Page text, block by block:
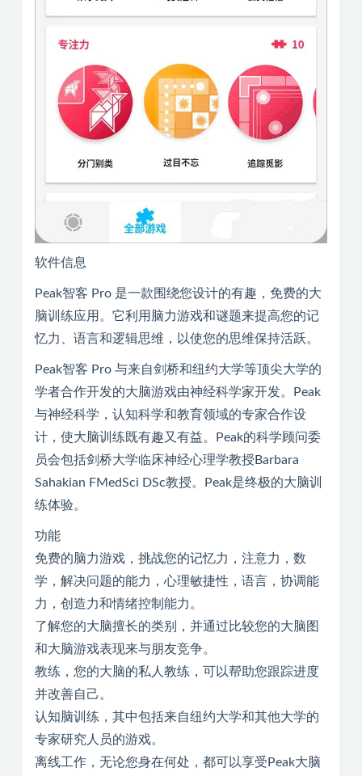
软件信息
Peak智客 Pro 是一款围绕您设计的有趣，免费的大
脑训练应用。它利用脑力游戏和谜题来提高您的记
忆力、语言和逻辑思维，以使您的思维保持活跃。
Peak智客 Pro 与来自剑桥和纽约大学等顶尖大学的
学者合作开发的大脑游戏由神经科学家开发。Peak
与神经科学，认知科学和教育领域的专家合作设
计，使大脑训练既有趣又有益。Peak的科学顾问委
员会包括剑桥大学临床神经心理学教授Barbara
Sahakian FMedSci DSc教授。Peak是终极的大脑训
练体验。
功能
免费的脑力游戏，挑战您的记忆力，注意力，数
学，解决问题的能力，心理敏捷性，语言，协调能
力，创造力和情绪控制能力。
了解您的大脑擅长的类别，并通过比较您的大脑图
和大脑游戏表现来与朋友竞争。
教练，您的大脑的私人教练，可以帮助您跟踪进度
并改善自己。
认知脑训练，其中包括来自纽约大学和其他大学的
专家研究人员的游戏。
离线工作，无论您身在何处，都可以享受Peak大脑